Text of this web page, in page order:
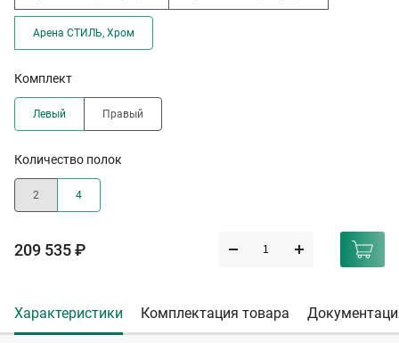
Арена СТИЛЬ, Хром
Комплект
Левый Правый
Количество полок
2 4
209 535 ₽
Характеристики Комплектация товара